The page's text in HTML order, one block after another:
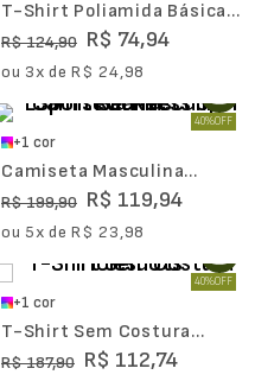
T-Shirt Poliamida Básica
Run Masculina
R$124,90 R$ 74,94
ou 3x deR$ 24,98
40%OFF
+1 cor
Camiseta Masculina
LSport Seamless Spin
R$199,90 R$ 119,94
ou 5x deR$ 23,98
40%OFF
+1 cor
T-Shirt Sem Costura
Holesdots
R$187,90 R$ 112,74